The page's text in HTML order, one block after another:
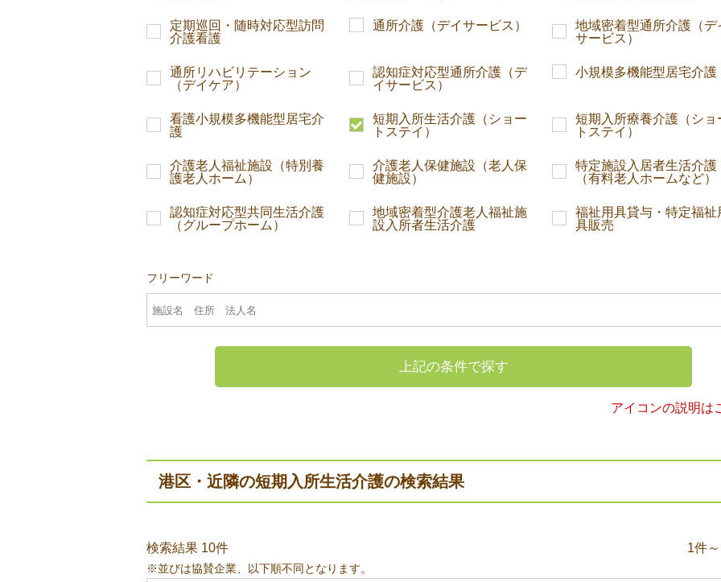
定期巡回・随時対応型訪問
介護看護
通所介護（デイサービス）
地域密着型通所介護（デ
サービス）
通所リハビリテーション
（デイケア）
認知症対応型通所介護（デ
イサービス）
小規模多機能型居宅介護
看護小規模多機能型居宅介
護
短期入所生活介護（ショー
トステイ）
短期入所療養介護（ショ
トステイ）
介護老人福祉施設（特別養
護老人ホーム）
介護老人保健施設（老人保
健施設）
特定施設入居者生活介護
（有料老人ホームなど）
認知症対応型共同生活介護
（グループホーム）
地域密着型介護老人福祉施
設入所者生活介護
福祉用具貸与・特定福祉
具販売
フリーワード
上記の条件で探す
アイコンの説明は
港区・近隣の短期入所生活介護の検索結果
検索結果 10件 1件
※並びは協賛企業、以下順不同となります。